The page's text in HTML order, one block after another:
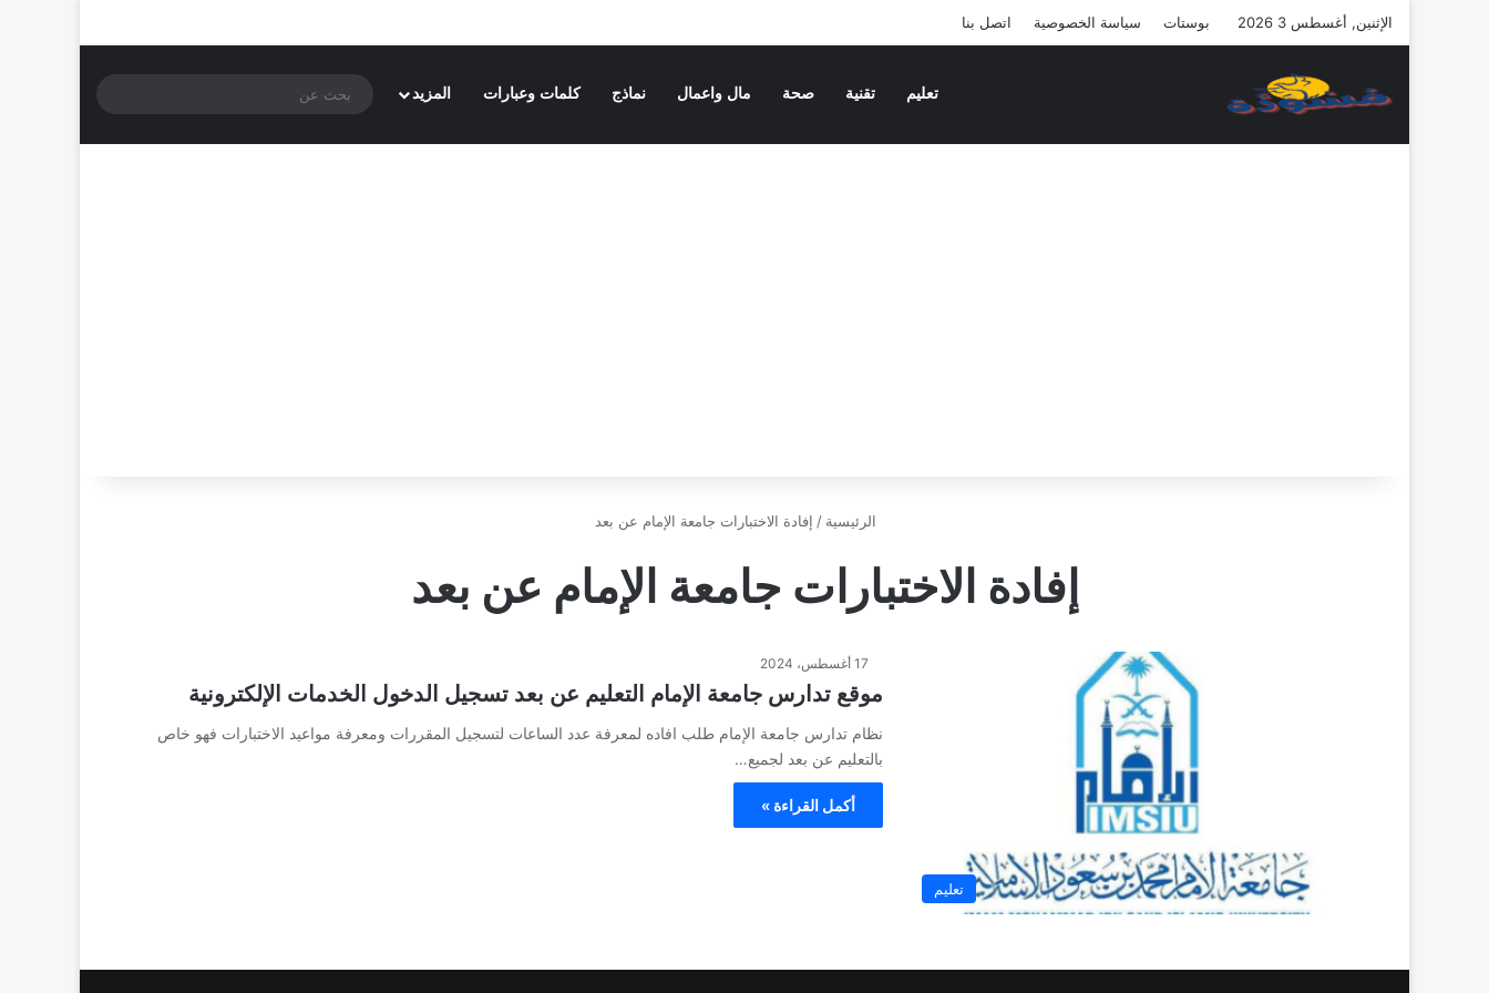
الإثنين, أغسطس 3 2026 بوستات سياسة الخصوصية اتصل بنا
تعليم تقنية صحة مال واعمال نماذج كلمات وعبارات المزيد
الرئيسية / إفادة الاختبارات جامعة الإمام عن بعد
إفادة الاختبارات جامعة الإمام عن بعد
تعليم
17 أغسطس، 2024
موقع تدارس جامعة الإمام التعليم عن بعد تسجيل الدخول الخدمات الإلكترونية
نظام تدارس جامعة الإمام طلب افاده لمعرفة عدد الساعات لتسجيل المقررات ومعرفة مواعيد الاختبارات فهو خاص
بالتعليم عن بعد لجميع…
أكمل القراءة »